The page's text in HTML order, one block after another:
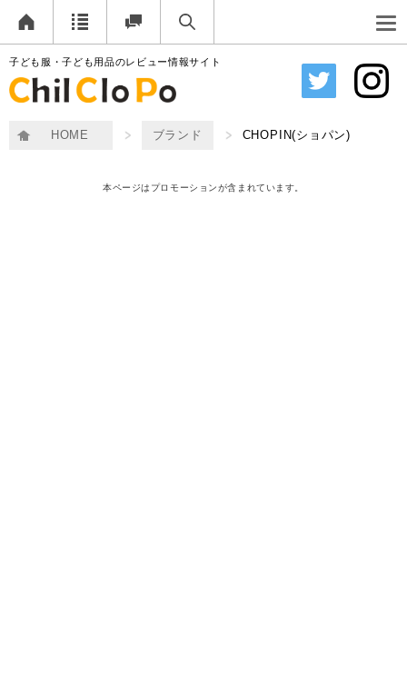
子ども服・子ども用品のレビュー情報サイト
HOME ブランド CHOPIN(ショパン)
本ページはプロモーションが含まれています。